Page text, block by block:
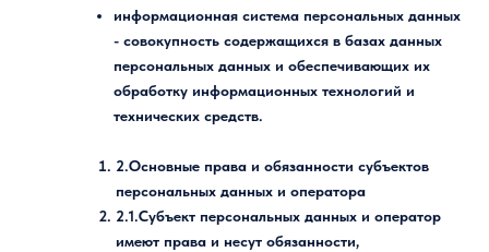
информационная система персональных данных
- совокупность содержащихся в базах данных
персональных данных и обеспечивающих их
обработку информационных технологий и
технических средств.
2.Основные права и обязанности субъектов
персональных данных и оператора
2.1.Субъект персональных данных и оператор
имеют права и несут обязанности,